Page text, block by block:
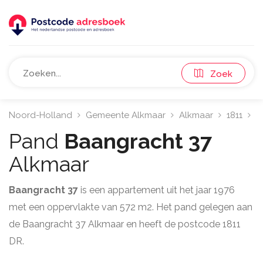
Zoek
Noord-Holland Gemeente Alkmaar Alkmaar 1811
Pand Baangracht 37
Alkmaar
Baangracht 37 is een appartement uit het jaar 1976
met een oppervlakte van 572 m2. Het pand gelegen aan
de Baangracht 37 Alkmaar en heeft de postcode 1811
DR.